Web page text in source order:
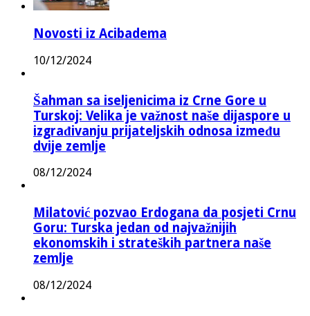
Novosti iz Acibadema
10/12/2024
Šahman sa iseljenicima iz Crne Gore u
Turskoj: Velika je važnost naše dijaspore u
izgrađivanju prijateljskih odnosa između
dvije zemlje
08/12/2024
Milatović pozvao Erdogana da posjeti Crnu
Goru: Turska jedan od najvažnijih
ekonomskih i strateških partnera naše
zemlje
08/12/2024